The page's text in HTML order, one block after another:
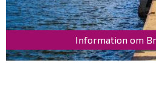
Information om